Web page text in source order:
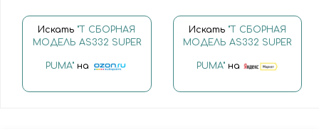
Искать "Т СБОРНАЯ
МОДЕЛЬ AS332 SUPER
PUMA" на
Искать "Т СБОРНАЯ
МОДЕЛЬ AS332 SUPER
PUMA"на